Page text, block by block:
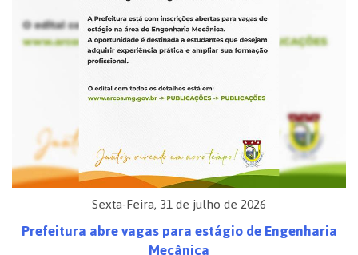
Sexta-Feira, 31 de julho de 2026
Prefeitura abre vagas para estágio de Engenharia